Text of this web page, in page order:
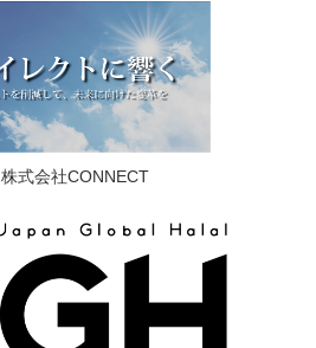
株式会社CONNECT